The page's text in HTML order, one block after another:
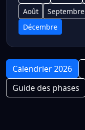
Août
Septembre
Décembre
Calendrier 2026
Guide des phases